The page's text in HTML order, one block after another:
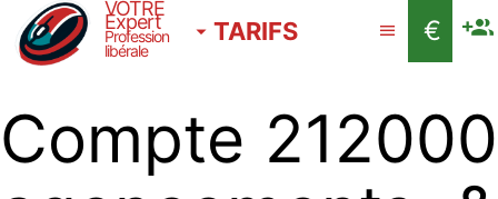
VOTRE
Expert
Profession
libérale
TARIFS €
Compte 212000